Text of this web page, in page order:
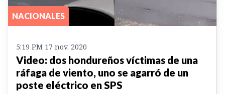
NACIONALES
5:19 PM 17 nov. 2020
Video: dos hondureños víctimas de una
ráfaga de viento, uno se agarró de un
poste eléctrico en SPS